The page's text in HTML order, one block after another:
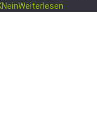
NeinWeiterlesen